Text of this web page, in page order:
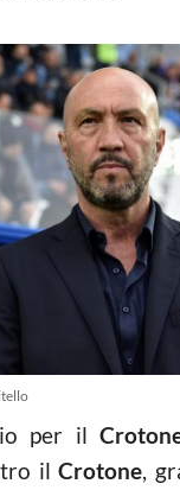
per il
ilCrotone,